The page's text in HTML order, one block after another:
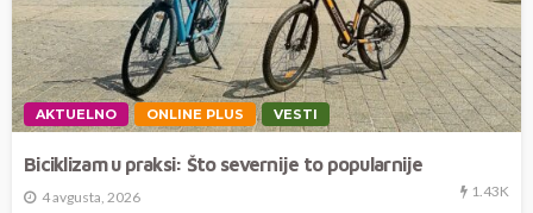
AKTUELNO ONLINE PLUS VESTI
Biciklizam u praksi: Što severnije to popularnije
4 avgusta, 2026 1.43K